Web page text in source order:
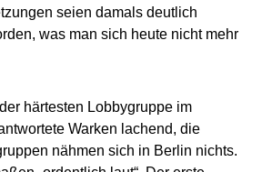
seien damals deutlich
was man sich heute nicht mehr
härtesten Lobbygruppe im
Warken lachend, die
nähmen sich in Berlin nichts.